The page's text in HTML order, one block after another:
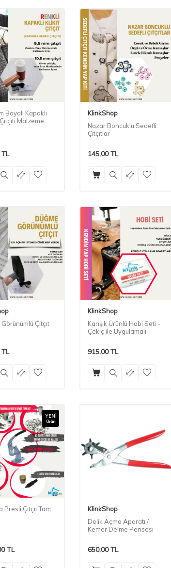
Boyalı Kapaklı
Malzeme
TL
KlinkShop
Nazar Boncuklu Sedefli
Çıtçıtlar
145,00TL
Çıtçıt
TL
KlinkShop
Karışık Ürünlü Hobi Seti -
Çekiç ile Uygulamalı
915,00TL
YENI
Ürün
Presli Çıtçıt Tam
TL
KlinkShop
Delik Açma Aparatı /
Kemer Delme Pensesi
650,00TL